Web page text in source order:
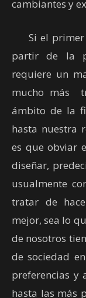
cambiantes y
Si el primer
partir de la
requiere un
mucho más
ámbito de la
hasta nuestra
es que obviar
diseñar,
usualmente
tratar de
mejor, sea lo
de nosotros
de sociedad
preferencias y
hasta las más